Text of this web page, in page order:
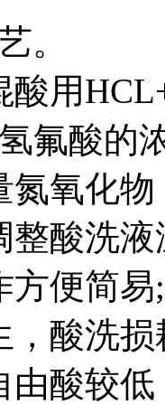
。
用
氟酸的
氮氧化
整酸洗
方便简
，酸洗
由酸较